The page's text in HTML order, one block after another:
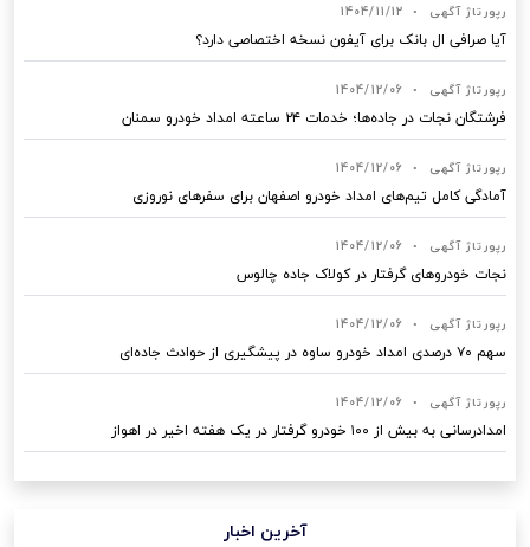
رپورتاژ آگهی •
1404/11/12
آیا صرافی ال بانک برای آیفون نسخه اختصاصی دارد؟
رپورتاژ آگهی •
1404/12/06
فرشتگان نجات در جاده‌ها؛ خدمات ۲۴ ساعته امداد خودرو سمنان
رپورتاژ آگهی •
1404/12/06
آمادگی کامل تیم‌های امداد خودرو اصفهان برای سفرهای نوروزی
رپورتاژ آگهی •
1404/12/06
نجات خودروهای گرفتار در کولاک جاده چالوس
رپورتاژ آگهی •
1404/12/06
سهم ۷۰ درصدی امداد خودرو ساوه در پیشگیری از حوادث جاده‌ای
رپورتاژ آگهی •
1404/12/06
امدادرسانی به بیش از ۱۰۰ خودرو گرفتار در یک هفته اخیر در اهواز
آخرین اخبار